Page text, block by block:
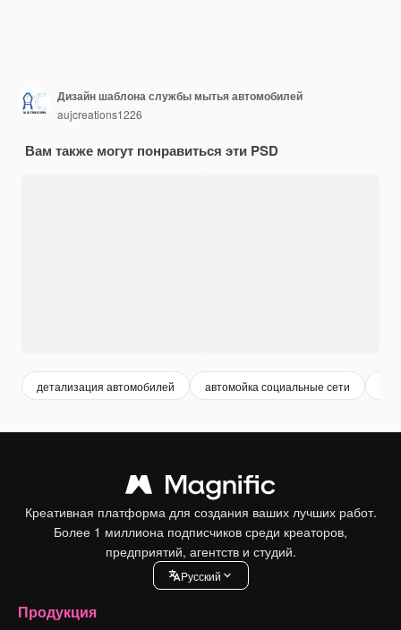
Дизайн шаблона службы мытья автомобилей
aujcreations1226
Вам также могут понравиться эти PSD
детализация автомобилей автомойка социальные сети
Креативная платформа для создания ваших лучших работ.
Более 1 миллиона подписчиков среди креаторов,
предприятий, агентств и студий.
Pусский
Продукция